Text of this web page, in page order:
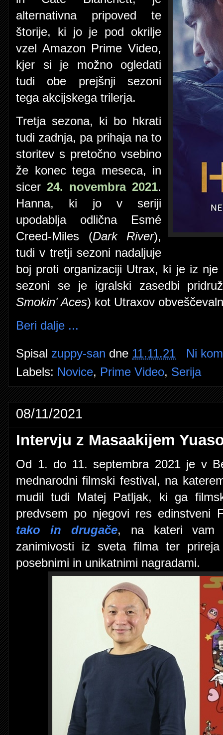
alternativna pripoved te
štorije, ki jo je pod okrilje
vzel Amazon Prime Video,
kjer si je možno ogledati
tudi obe prejšnji sezoni
tega akcijskega trilerja.
Tretja sezona, ki bo hkrati
tudi zadnja, pa prihaja na to
storitev s pretočno vsebino
že konec tega meseca, in
sicer 24. novembra 2021.
Hanna, ki jo v seriji
upodablja odlična Esmé
Creed-Miles (Dark River),
tudi v tretji sezoni nadaljuje
boj proti organizaciji Utrax, ki je iz
sezoni se je igralski zasedbi
Smokin' Aces) kot Utraxov
Beri dalje ...
Spisal zuppy-san dne 11.11.21
Ni
Labels: Novice, Prime Video, Serija
08/11/2021
Intervju z Masaakijem
Od 1. do 11. septembra 2021 je v
mednarodni filmski festival, na
mudil tudi Matej Patljak, ki ga
predvsem po njegovi res edinstveni
tako in drugače, na kateri vam
zanimivosti iz sveta filma ter
posebnimi in unikatnimi nagradami.